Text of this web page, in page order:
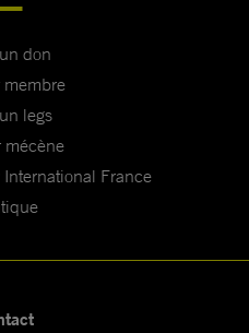
don
membre
legs
mécène
France